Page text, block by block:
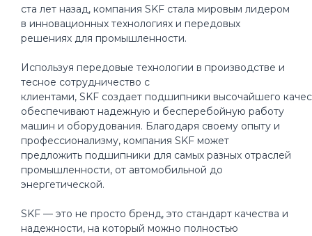
ста лет назад, компания SKF стала мировым лидером
в инновационных технологиях и передовых
решениях для промышленности.
Используя передовые технологии в производстве и
тесное сотрудничество с
клиентами, SKF создает подшипники высочайшего
обеспечивают надежную и бесперебойную работу
машин и оборудования. Благодаря своему опыту и
профессионализму, компания SKF может
предложить подшипники для самых разных отраслей
промышленности, от автомобильной до
энергетической.
SKF — это не просто бренд, это стандарт качества и
надежности, на который можно полностью